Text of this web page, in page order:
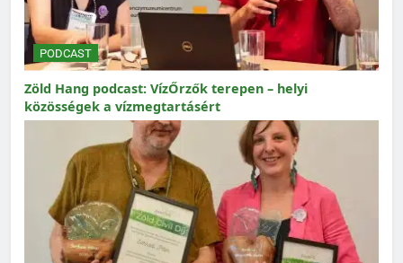
PODCAST
Zöld Hang podcast: VízŐrzők terepen – helyi
közösségek a vízmegtartásért